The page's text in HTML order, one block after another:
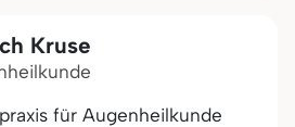
Kruse
für Augenheilkunde